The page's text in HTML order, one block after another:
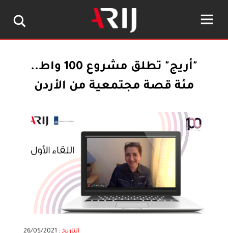
"أريج" تطلق مشروع 100 واط..
مئة قصة مجتمعية من الأردن
التاريخ : 26/05/2021